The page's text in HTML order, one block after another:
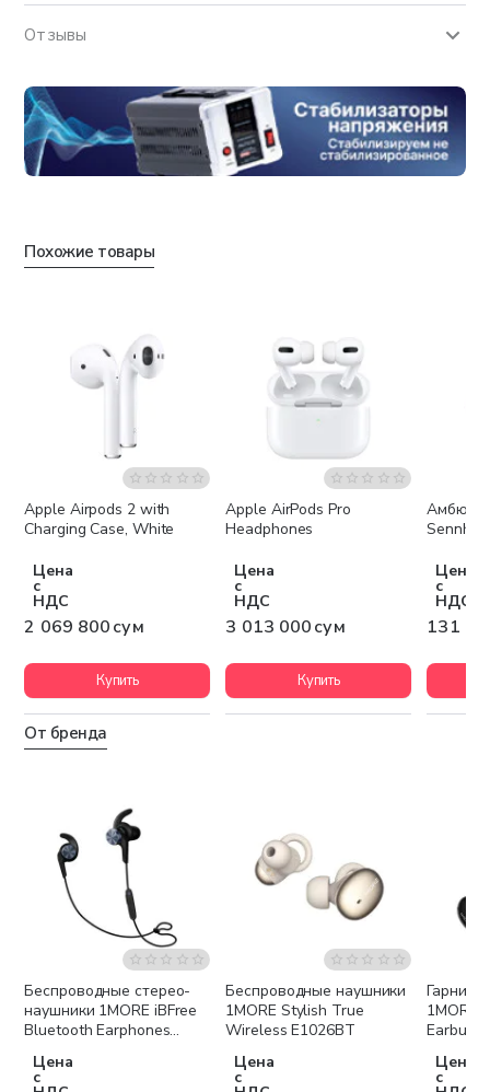
Отзывы
Похожие товары
Бесплатная доставка
Apple Airpods 2 with
Charging Case, White
Цена
с
НДС
2 069 800 сум
Купить
Бесплатная доставка
Apple AirPods Pro
Headphones
Цена
с
НДС
3 013 000 сум
Купить
Цена
с
НДС
131
От бренда
Беспроводные cтерео-
наушники 1MORE iBFree
Bluetooth Earphones
Цена
с
Беспроводные наушники
1MORE Stylish True
Wireless E1026BT
Цена
с
1MORE
Earbuds
Цена
с